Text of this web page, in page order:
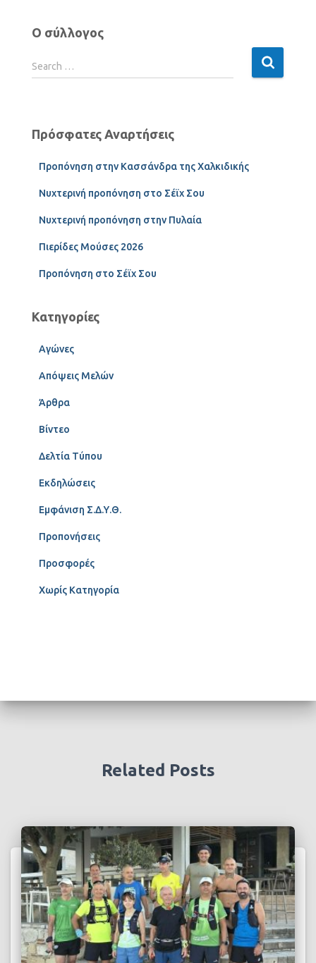
Ο σύλλογος
Search …
Πρόσφατες Αναρτήσεις
Προπόνηση στην Κασσάνδρα της Χαλκιδικής
Νυχτερινή προπόνηση στο Σέϊχ Σου
Νυχτερινή προπόνηση στην Πυλαία
Πιερίδες Μούσες 2026
Προπόνηση στο Σέϊχ Σου
Κατηγορίες
Αγώνες
Απόψεις Μελών
Άρθρα
Βίντεο
Δελτία Τύπου
Εκδηλώσεις
Εμφάνιση Σ.Δ.Υ.Θ.
Προπονήσεις
Προσφορές
Χωρίς Κατηγορία
Related Posts